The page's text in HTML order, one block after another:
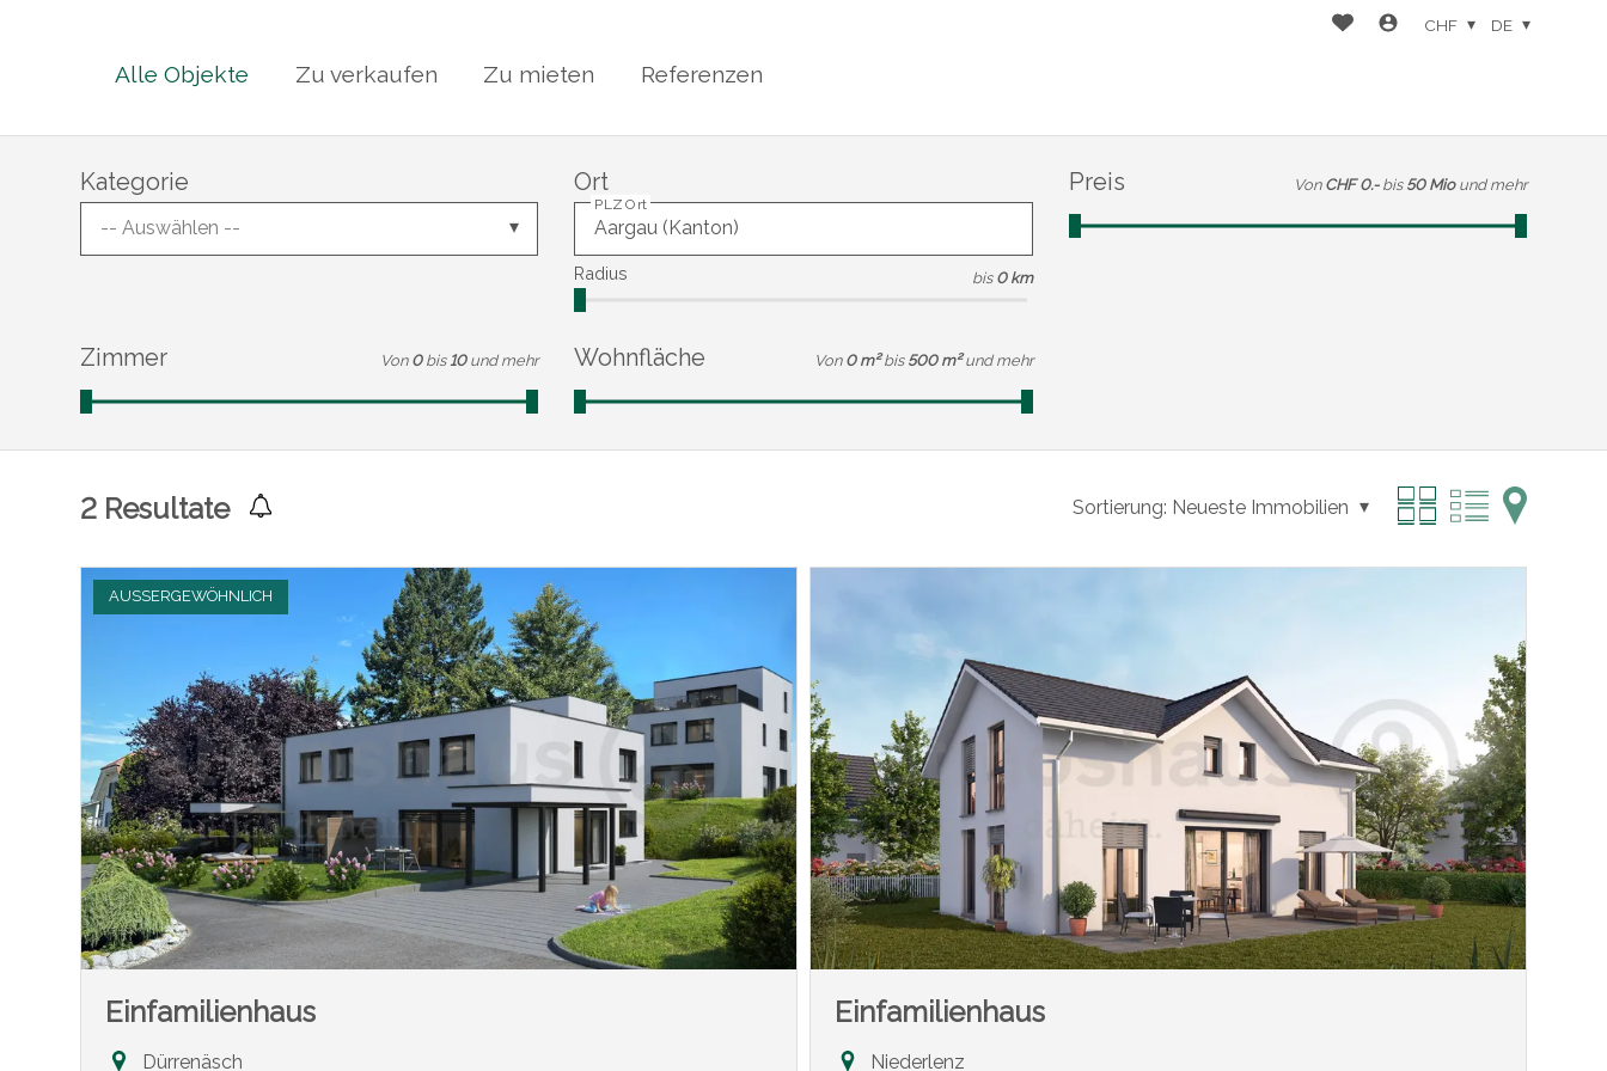
Alle Objekte Zu verkaufen Zu mieten Referenzen
CHF DE
Kategorie
-- Auswählen --
Ort
PLZ Ort
Radius bis 0 km
Preis Von CHF 0.- bis 50 Mio und mehr
Zimmer Von 0 bis 10 und mehr Wohnfläche Von 0 m² bis 500 m² und mehr
2 Resultate Sortierung: Neueste Immobilien
AUSSERGEWÖHNLICH
Einfamilienhaus
Dürrenäsch
Einfamilienhaus
Niederlenz